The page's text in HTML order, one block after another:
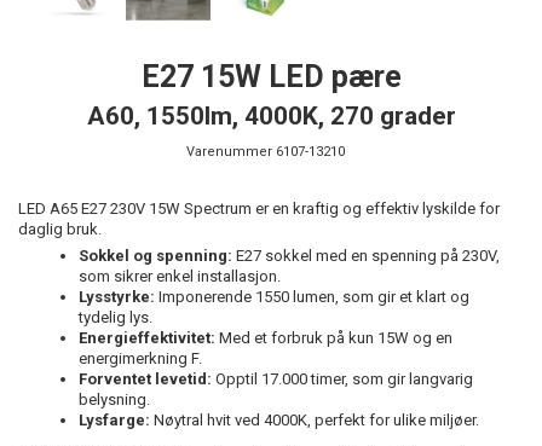
E27 15W LED pære
A60, 1550lm, 4000K, 270 grader
Varenummer 6107-13210
LED A65 E27 230V 15W Spectrum er en kraftig og effektiv lyskilde for
daglig bruk.
Sokkel og spenning: E27 sokkel med en spenning på 230V,
som sikrer enkel installasjon.
Lysstyrke: Imponerende 1550 lumen, som gir et klart og
tydelig lys.
Energieffektivitet: Med et forbruk på kun 15W og en
energimerkning F.
Forventet levetid: Opptil 17.000 timer, som gir langvarig
belysning.
Lysfarge: Nøytral hvit ved 4000K, perfekt for ulike miljøer.